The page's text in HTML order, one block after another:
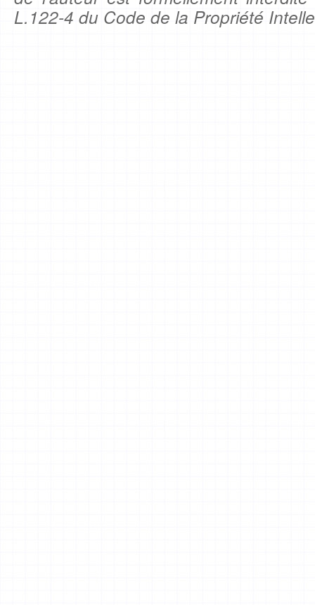
L.122-4 du Code de la Propriété